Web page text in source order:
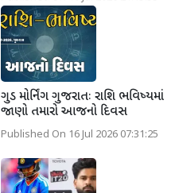
ગુડ મોર્નિંગ ગુજરાતઃ રાશિ ભવિષ્યમાં
જાણો તમારો આજનો દિવસ
Published On 16 Jul 2026 07:31:25